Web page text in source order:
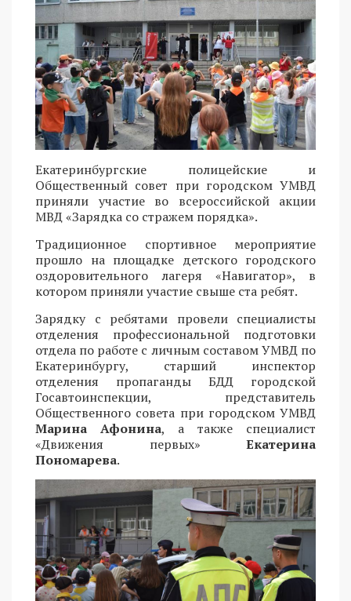
Екатеринбургские полицейские и
Общественный совет при городском УМВД
приняли участие во всероссийской акции
МВД «Зарядка со стражем порядка».
Традиционное спортивное мероприятие
прошло на площадке детского городского
оздоровительного лагеря «Навигатор», в
котором приняли участие свыше ста ребят.
Зарядку с ребятами провели специалисты
отделения профессиональной подготовки
отдела по работе с личным составом УМВД по
Екатеринбургу, старший инспектор
отделения пропаганды БДД городской
Госавтоинспекции, представитель
Общественного совета при городском УМВД
Марина Афонина, а также специалист
«Движения первых» Екатерина
Пономарева.